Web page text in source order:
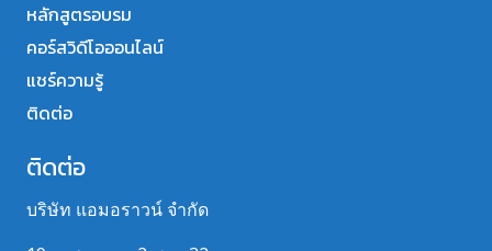
หลักสูตรอบรม
คอร์สวิดีโอออนไลน์
แชร์ความรู้
ติดต่อ
ติดต่อ
บริษัท แอมอราวน์ จำกัด